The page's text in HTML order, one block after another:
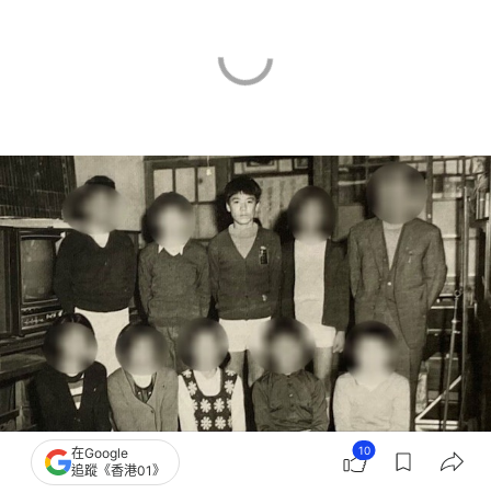
在Google
追蹤《香港01》
10